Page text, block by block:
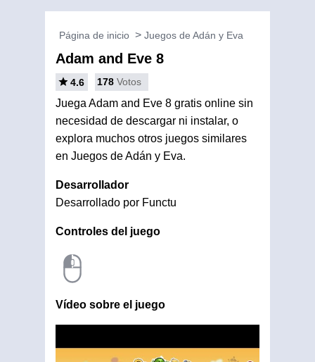
Página de inicio Juegos de Adán y Eva
Adam and Eve 8
4.6 178 Votos
Juega Adam and Eve 8 gratis online sin
necesidad de descargar ni instalar, o
explora muchos otros juegos similares
en Juegos de Adán y Eva.
Desarrollador
Desarrollado por Functu
Controles del juego
Vídeo sobre el juego